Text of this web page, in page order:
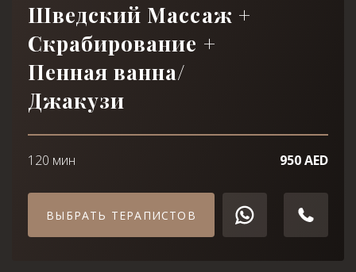
Шведский Массаж +
Скрабирование +
Пенная ванна/
Джакузи
120 мин 950 AED
ВЫБРАТЬ ТЕРАПИСТОВ